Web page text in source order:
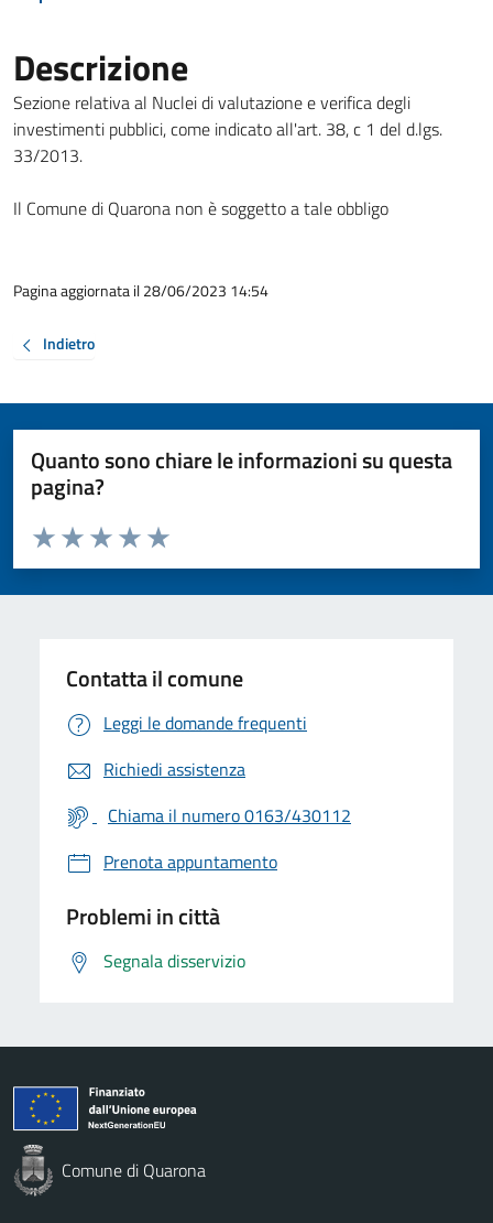
Descrizione
Sezione relativa al Nuclei di valutazione e verifica degli
investimenti pubblici, come indicato all'art. 38, c 1 del d.lgs.
33/2013.
Il Comune di Quarona non è soggetto a tale obbligo
Pagina aggiornata il 28/06/2023 14:54
Indietro
Quanto sono chiare le informazioni su questa
pagina?
Valuta da 1 a 5 stelle la pagina
Valuta 5 stelle su 5
Valuta 4 stelle su 5
Valuta 3 stelle su 5
Valuta 2 stelle su 5
Valuta 1 stelle su 5
Contatta il comune
Leggi le domande frequenti
Richiedi assistenza
Chiama il numero 0163/430112
Prenota appuntamento
Problemi in città
Segnala disservizio
Comune di Quarona